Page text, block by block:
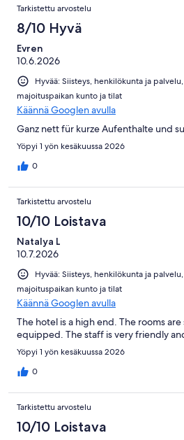
Tarkistettu arvostelu
8/10 Hyvä
Evren
10.6.2026
Hyvää: Siisteys, henkilökunta ja
majoituspaikan kunto ja tilat
Käännä Googlen avulla
Ganz nett für kurze Aufenthalte und
Yöpyi 1 yön kesäkuussa 2026
0
Tarkistettu arvostelu
10/10 Loistava
Natalya L
10.7.2026
Hyvää: Siisteys, henkilökunta ja
majoituspaikan kunto ja tilat
Käännä Googlen avulla
The hotel is a high end. The rooms
equipped. The staff is very friendly
Yöpyi 1 yön kesäkuussa 2026
0
Tarkistettu arvostelu
10/10 Loistava